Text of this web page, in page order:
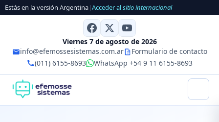
Estás en la versión Argentina|Acceder alsitio internacional
Viernes 7 de agosto de 2026
info@efemossesistemas.com.ar
Formulario de contacto
(011) 6155-8693
WhatsApp +54 9 11 6155-8693